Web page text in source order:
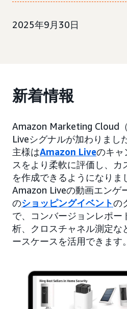
2025年9月30日
新着情報
Amazon Marketing Cloud
Liveシグナルが加わりまし
主様はAmazon Liveのキャ
スをより柔軟に評価し、カ
を作成できるようになりま
Amazon Liveの動画エンゲ
のショッピングイベントの
で、コンバージョンレポー
析、クロスチャネル測定な
ースケースを活用できます。